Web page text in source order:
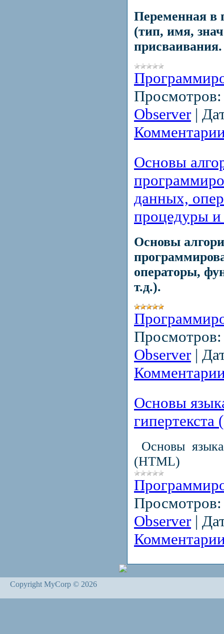
Переменная в
(тип, имя,
присваивания.
Просмотров:
Observer |
Основы
данных,
процедуры и
Основы
операторы,
т.д.).
Просмотров:
Observer |
Основы
Основы
(HTML)
Просмотров:
Observer |
Copyright MyCorp © 2026